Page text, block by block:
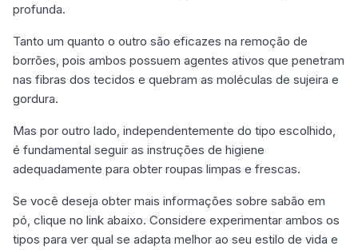
profunda.
Tanto um quanto o outro são eficazes na remoção de
borrões, pois ambos possuem agentes ativos que penetram
nas fibras dos tecidos e quebram as moléculas de sujeira e
gordura.
Mas por outro lado, independentemente do tipo escolhido,
é fundamental seguir as instruções de higiene
adequadamente para obter roupas limpas e frescas.
Se você deseja obter mais informações sobre sabão em
pó, clique no link abaixo. Considere experimentar ambos os
tipos para ver qual se adapta melhor ao seu estilo de vida e